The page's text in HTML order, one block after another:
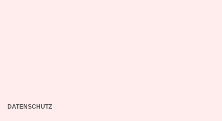
DATENSCHUTZ